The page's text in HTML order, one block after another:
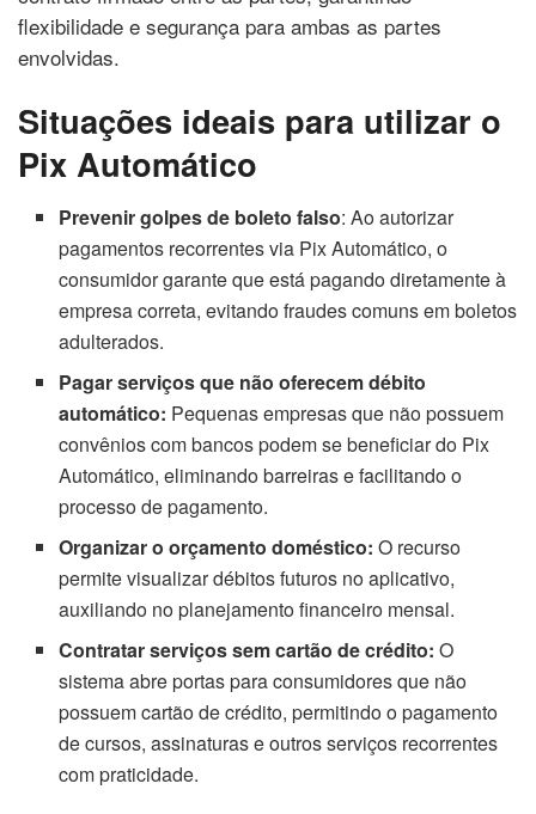
flexibilidade e segurança para ambas as partes
envolvidas.
Situações ideais para utilizar o
Pix Automático
Prevenir golpes de boleto falso: Ao autorizar
pagamentos recorrentes via Pix Automático, o
consumidor garante que está pagando diretamente à
empresa correta, evitando fraudes comuns em boletos
adulterados.
Pagar serviços que não oferecem débito
automático: Pequenas empresas que não possuem
convênios com bancos podem se beneficiar do Pix
Automático, eliminando barreiras e facilitando o
processo de pagamento.
Organizar o orçamento doméstico:O recurso
permite visualizar débitos futuros no aplicativo,
auxiliando no planejamento financeiro mensal.
Contratar serviços sem cartão de crédito: O
sistema abre portas para consumidores que não
possuem cartão de crédito, permitindo o pagamento
de cursos, assinaturas e outros serviços recorrentes
com praticidade.